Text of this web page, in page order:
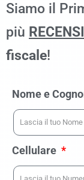
Siamo il
più
fiscale!
Nome e
Cellulare